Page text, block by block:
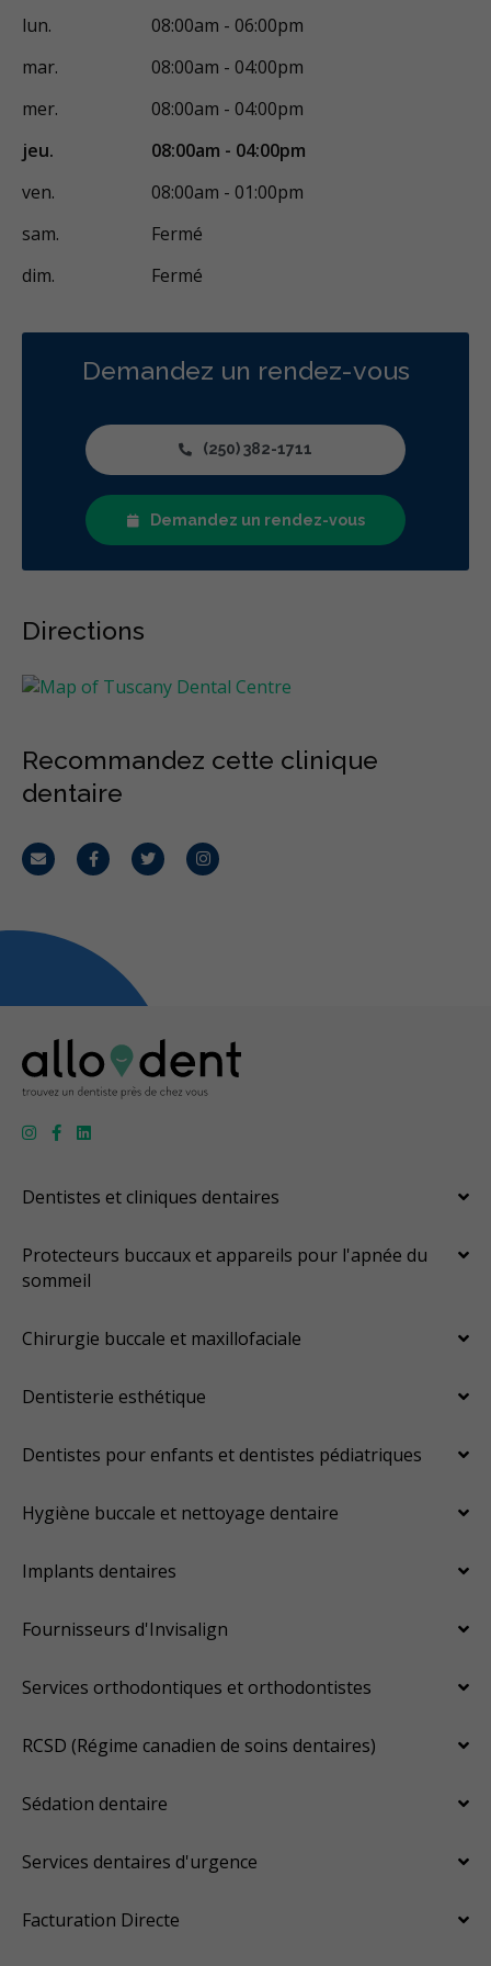
OraVerse (inversion de la sédation)
Sédation - orale
Appareils dentaires
Soins dentaires pour enfants
Services esthétiques
Prothèses dentaires
Endodontie
Chirurgie buccale
Parodontie
Hygiène préventive et nettoyages
Réparateur
Moins
lun.
08:00am - 06:00pm
mar.
08:00am - 04:00pm
mer.
08:00am - 04:00pm
jeu.
08:00am - 04:00pm
ven.
08:00am - 01:00pm
sam.
Fermé
dim.
Fermé
Demandez un rendez-vous
(250) 382-1711
Demandez un rendez-vous
Directions
Recommandez cette clinique
dentaire
CourrielFacebookTwitterInstagram
Dentistes et cliniques dentaires
Protecteurs buccaux et appareils pour l'apnée du
sommeil
Chirurgie buccale et maxillofaciale
Dentisterie esthétique
Dentistes pour enfants et dentistes pédiatriques
Hygiène buccale et nettoyage dentaire
Implants dentaires
Fournisseurs d'Invisalign
Services orthodontiques et orthodontistes
RCSD (Régime canadien de soins dentaires)
Sédation dentaire
Services dentaires d'urgence
Facturation Directe